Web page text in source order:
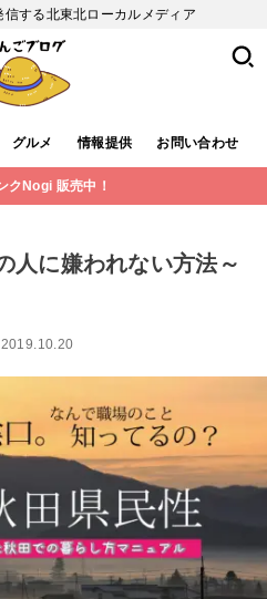
する北東北ローカルメディア
グルメ 情報提供 お問い合わせ
クNogi 販売中！
人に嫌われない方法～
2019.10.20